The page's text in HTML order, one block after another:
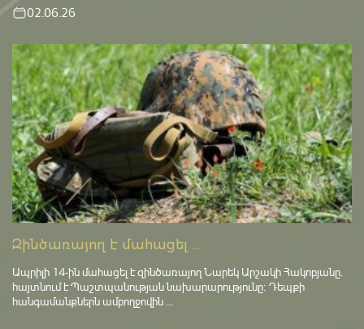
02.06.26
Զինծառայող է մահացել ...
Ապրիլի 14-ին մահացել է զինծառայող Նարեկ Արշակի Հակոբյանը.
հայտնում է Պաշտպանության նախարարությունը։ Դեպքի
հանգամանքներն ամբողջովին ...